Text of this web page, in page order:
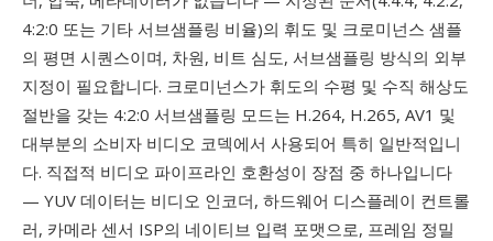
4:2:0 또는 기타 서브샘플링 비율)의 휘도 및 크로미넌스 샘플
의 평면 시퀀스이며, 차원, 비트 심도, 서브샘플링 방식의 외부
지정이 필요합니다. 크로미넌스가 휘도의 수평 및 수직 해상도
절반을 갖는 4:2:0 서브샘플링 모드는 H.264, H.265, AV1 및
대부분의 소비자 비디오 코덱에서 사용되어 특히 일반적입니
다. 직접적 비디오 파이프라인 호환성이 장점 중 하나입니다
— YUV 데이터는 비디오 인코더, 하드웨어 디스플레이 컨트롤
러, 카메라 센서 ISP의 네이티브 입력 포맷으로, 프레임 정밀